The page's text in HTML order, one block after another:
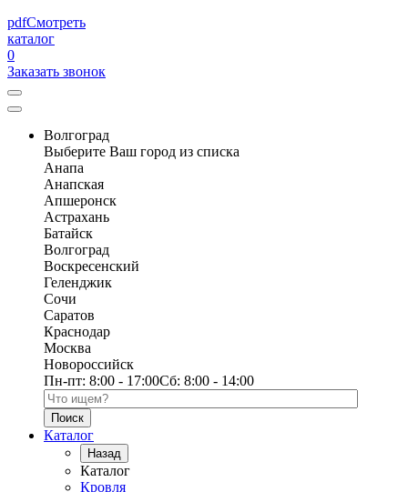
pdfСмотреть
каталог
0
Заказать звонок
Волгоград
Выберите Ваш город из списка
Анапа
Анапская
Апшеронск
Астрахань
Батайск
Волгоград
Воскресенский
Геленджик
Сочи
Саратов
Краснодар
Москва
Новороссийск
Пн-пт: 8:00 - 17:00Сб: 8:00 - 14:00
Поиск по каталогу
Каталог
Назад
Каталог
Кровля